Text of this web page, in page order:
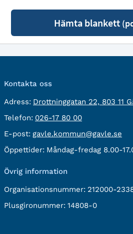
Hämta blankett
Kontakta oss
Adress: besöksadress:
Drottninggatan 22, 803 11
Telefon: Telefon:
026-17 80 00
E-post: E-
post:
gavle.kommun@gavle.se
Öppettider: Måndag-fredag 8.00-
Övrig information
Organisationsnummer: 212000-
Plusgironummer: 14808-0